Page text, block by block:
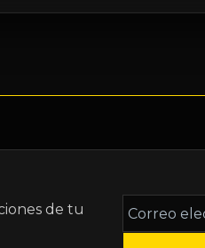
de tu
Correo
electrónico
*